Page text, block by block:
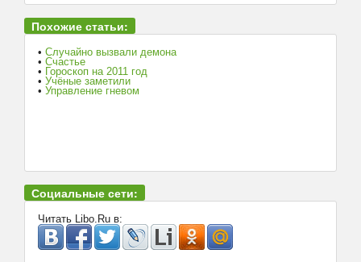
Похожие статьи:
• Cлучайно вызвали демона
• Счастье
• Гороскоп на 2011 год
• Учёные заметили
• Управление гневом
Социальные сети:
Читать Libo.Ru в: